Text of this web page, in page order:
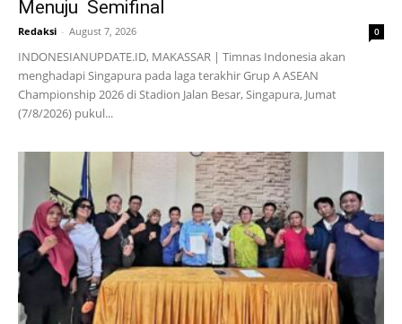
Menuju Semifinal
Redaksi - August 7, 2026 0
INDONESIANUPDATE.ID, MAKASSAR | Timnas Indonesia akan
menghadapi Singapura pada laga terakhir Grup A ASEAN
Championship 2026 di Stadion Jalan Besar, Singapura, Jumat
(7/8/2026) pukul...